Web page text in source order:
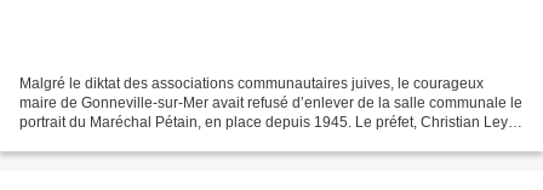
Malgré le diktat des associations communautaires juives, le courageux
maire de Gonneville-sur-Mer avait refusé d’enlever de la salle communale le
portrait du Maréchal Pétain, en place depuis 1945. Le préfet, Christian Leyrit,